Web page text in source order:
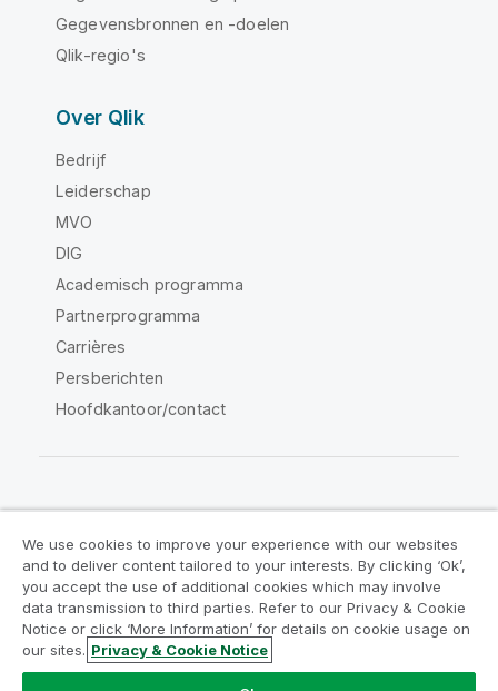
Gegevensbronnen en -doelen
Qlik-regio's
Over Qlik
Bedrijf
Leiderschap
MVO
DIG
Academisch programma
Partnerprogramma
Carrières
Persberichten
Hoofdkantoor/contact
Juridische overeenkomsten
Productvoorwaarden
Legal Policies
Legal Policies
Gebruiksvoorwaarden
Handelsmerken
Do Not Share My Info
We use cookies to improve your experience with our websites
and to deliver content tailored to your interests. By clicking ‘Ok’,
you accept the use of additional cookies which may involve
data transmission to third parties. Refer to our Privacy & Cookie
Notice or click ‘More Information’ for details on cookie usage on
our sites. Privacy & Cookie Notice